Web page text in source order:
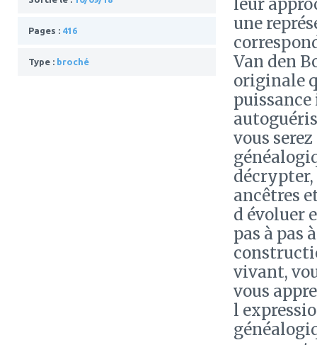
Pages : 416
Type : broché
leur
une
Van den
originale
puissance
vous
décrypter,
ancêtres
d évoluer
pas à pas
vivant,
vous
l